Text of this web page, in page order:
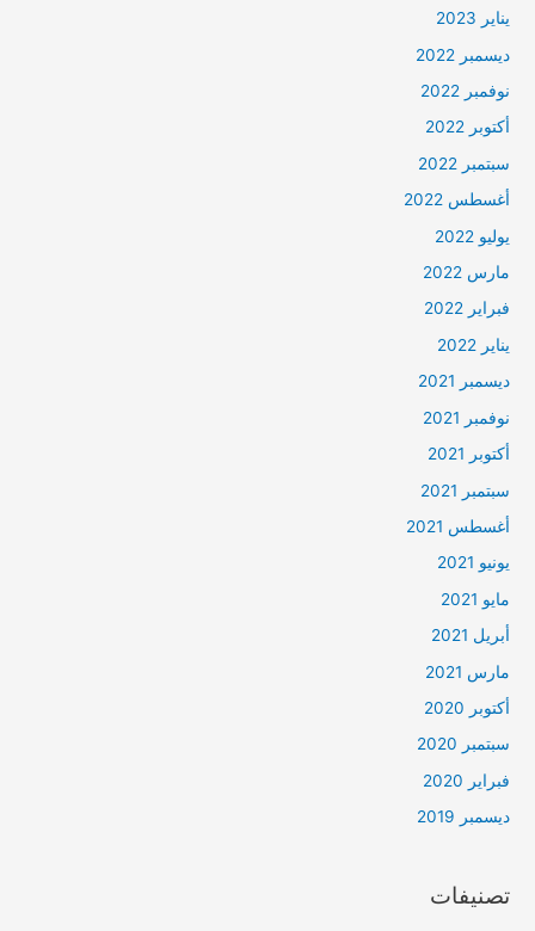
يناير 2023
ديسمبر 2022
نوفمبر 2022
أكتوبر 2022
سبتمبر 2022
أغسطس 2022
يوليو 2022
مارس 2022
فبراير 2022
يناير 2022
ديسمبر 2021
نوفمبر 2021
أكتوبر 2021
سبتمبر 2021
أغسطس 2021
يونيو 2021
مايو 2021
أبريل 2021
مارس 2021
أكتوبر 2020
سبتمبر 2020
فبراير 2020
ديسمبر 2019
تصنيفات